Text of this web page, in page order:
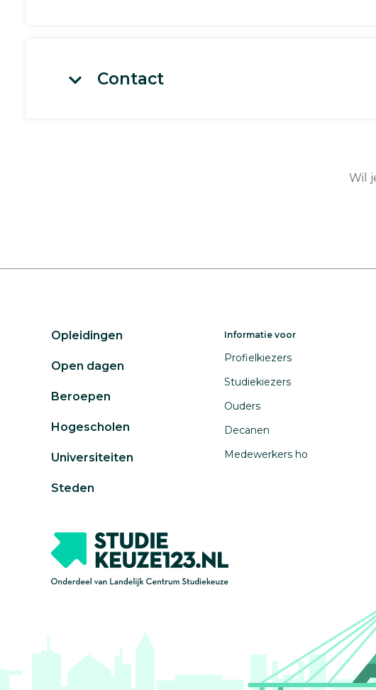
Contact
Wil
Opleidingen
Open dagen
Beroepen
Hogescholen
Universiteiten
Steden
Informatie voor
Profielkiezers
Studiekiezers
Ouders
Decanen
Medewerkers ho